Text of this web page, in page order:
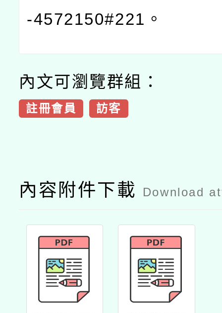
-4572150#221 。
內文可瀏覽群組：
註冊會員 訪客
內容附件下載 Download